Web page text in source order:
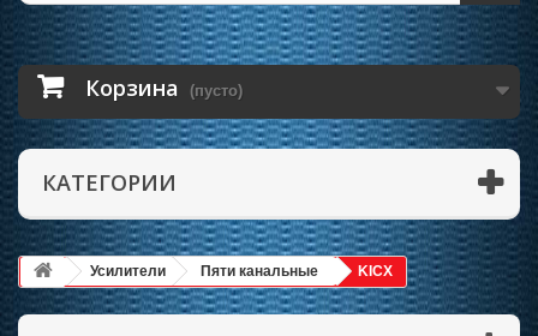
Корзина (пусто)
КАТЕГОРИИ
Усилители Пяти канальные KICX